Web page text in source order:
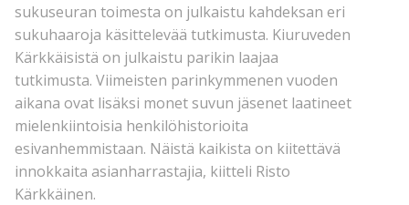
sukuseuran toimesta on julkaistu kahdeksan eri
sukuhaaroja käsittelevää tutkimusta. Kiuruveden
Kärkkäisistä on julkaistu parikin laajaa
tutkimusta. Viimeisten parinkymmenen vuoden
aikana ovat lisäksi monet suvun jäsenet laatineet
mielenkiintoisia henkilöhistorioita
esivanhemmistaan. Näistä kaikista on kiitettävä
innokkaita asianharrastajia, kiitteli Risto
Kärkkäinen.